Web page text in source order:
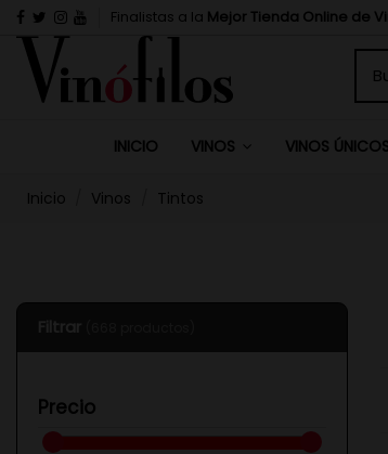
Finalistas a la Mejor Tienda Online de
INICIO VINOS VINOS ÚNICOS
Inicio Vinos Tintos
Precio